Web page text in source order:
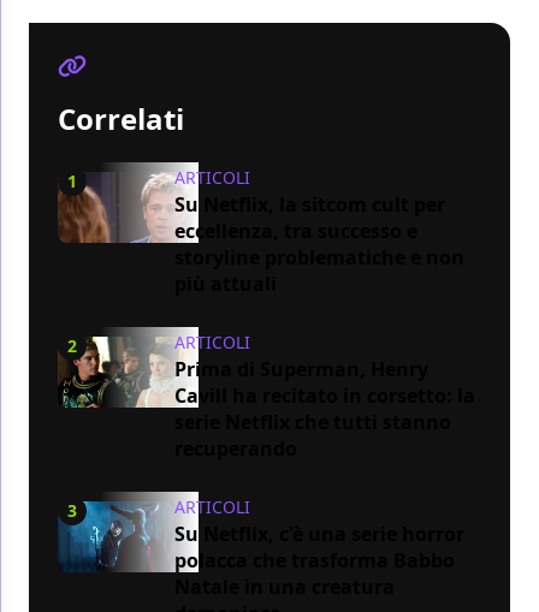
Correlati
1 ARTICOLI
Su Netflix, la sitcom cult per
eccellenza, tra successo e
2 ARTICOLI
Prima di Superman, Henry
Cavill ha recitato in corsetto: la
3 ARTICOLI
Su Netflix, c'è una serie horror
polacca che trasforma Babbo